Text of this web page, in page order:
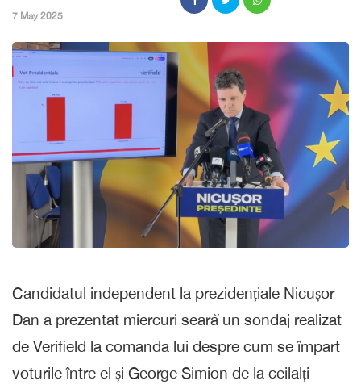
,7 May 2025
Candidatul independent la prezidențiale Nicușor
Dan a prezentat miercuri seară un sondaj realizat
de Verifield la comanda lui despre cum se împart
voturile între el și George Simion de la ceilalți